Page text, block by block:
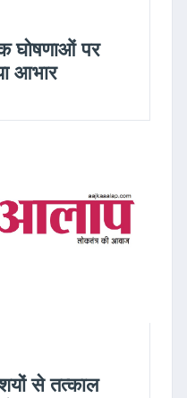
घोषणाओं पर
आभार
से तत्काल